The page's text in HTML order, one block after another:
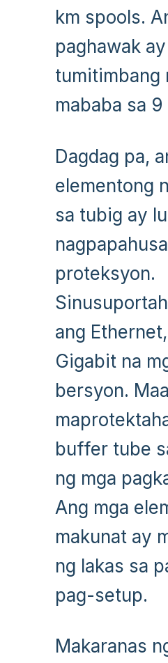
km spools.
paghawak
tumitimbang
mababa sa
Dagdag pa,
elementong
sa tubig ay
proteksyon.
ang
Gigabit na
bersyon.
buffer tube
ng mga
Ang mga
makunat ay
ng lakas sa
pag-setup.
Makaranas